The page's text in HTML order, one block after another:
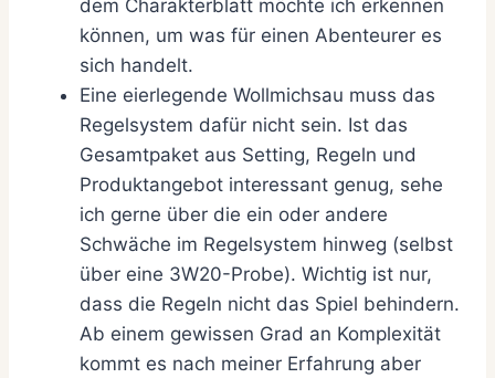
dem Charakterblatt möchte ich erkennen
können, um was für einen Abenteurer es
sich handelt.
Eine eierlegende Wollmichsau muss das
Regelsystem dafür nicht sein. Ist das
Gesamtpaket aus Setting, Regeln und
Produktangebot interessant genug, sehe
ich gerne über die ein oder andere
Schwäche im Regelsystem hinweg (selbst
über eine 3W20-Probe). Wichtig ist nur,
dass die Regeln nicht das Spiel behindern.
Ab einem gewissen Grad an Komplexität
kommt es nach meiner Erfahrung aber